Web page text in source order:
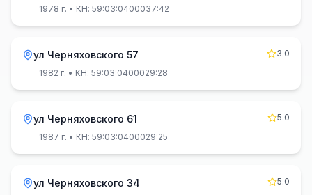
1978 г. • КН: 59:03:0400037:42
ул Черняховского 57
3.0
1982 г. • КН: 59:03:0400029:28
ул Черняховского 61
5.0
1987 г. • КН: 59:03:0400029:25
ул Черняховского 34
5.0